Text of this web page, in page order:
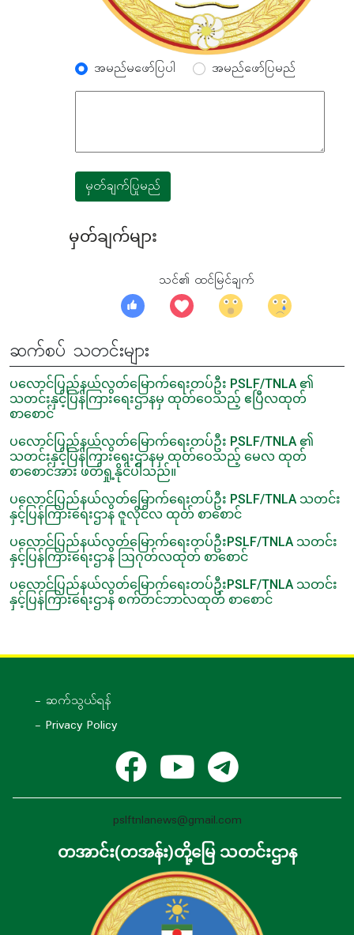
အမည်မဖော်ပြပါ အမည်ဖော်ပြမည်
မှတ်ချက်ပြုမည်
မှတ်ချက်များ
သင်၏ ထင်မြင်ချက်
ဆက်စပ် သတင်းများ
ပလောင်ပြည်နယ်လွတ်‌‌မြောက်ရေးတပ်ဦး PSLF/TNLA ၏
သတင်းနှင့်ပြန်ကြားရေးဌာနမှ ထုတ်ဝေသည့် ဧပြီလထုတ်
စာစောင်
ပလောင်ပြည်နယ်လွတ်‌‌မြောက်ရေးတပ်ဦး PSLF/TNLA ၏
သတင်းနှင့်ပြန်ကြားရေးဌာနမှ ထုတ်ဝေသည့် မေလ ထုတ်
စာစောင်အား ဖတ်ရှု့နိုင်ပါသည်။
ပလောင်ပြည်နယ်လွတ်မြောက်ရေးတပ်ဦး PSLF/TNLA သတင်း
နှင့်ပြန်ကြားရေးဌာန ဇူလိုင်လ ထုတ် စာစောင်
ပလောင်ပြည်နယ်လွတ်မြောက်ရေးတပ်ဦးPSLF/TNLA သတင်း
နှင့်ပြန်ကြားရေးဌာန ဩဂုတ်လထုတ် စာစောင်
ပလောင်ပြည်နယ်လွတ်မြောက်ရေးတပ်ဦးPSLF/TNLA သတင်း
နှင့်ပြန်ကြားရေးဌာန စက်တင်ဘာလထုတ် စာစောင်
- ဆက်သွယ်ရန်
- Privacy Policy
pslftnlanews@gmail.com
တအာင်း(တအန်း)တို့မြေ သတင်းဌာန